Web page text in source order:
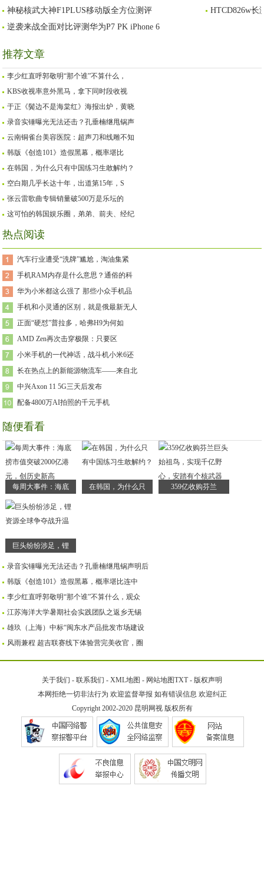
要这么变
神秘核武大神F1PLUS移动版全方位测评
HTCD826w长
逆袭来战全面对比评测华为P7 PK iPhone 6
推荐文章
李少红直呼郭敬明“那个谁”不算什么，
KBS收视率意外黑马，拿下同时段收视
于正《鬓边不是海棠红》海报出炉，黄晓
录音实锤曝光无法还击？孔垂楠继甩锅声
云南铜雀台美容医院：超声刀和线雕不知
韩版《创造101》造假黑幕，概率堪比
在韩国，为什么只有中国练习生敢解约？
空白期几乎长达十年，出道第15年，S
张云雷歌曲专辑销量破500万是乐坛的
这可怕的韩国娱乐圈，弟弟、前夫、经纪
热点阅读
汽车行业遭受“洗牌”尴尬，淘油集紧
手机RAM内存是什么意思？通俗的科
华为小米都这么强了 那些小众手机品
手机和小灵通的区别，就是俄最新无人
正面“硬怼”普拉多，哈弗H9为何如
AMD Zen再次击穿极限：只要区
小米手机的一代神话，战斗机小米6还
长在热点上的新能源物流车——来自北
中兴Axon 11 5G三天后发布
配备4800万AI拍照的千元手机
随便看看
每周大事件：海底 在韩国，为什么只 359亿收购芬兰
巨头纷纷涉足，锂
录音实锤曝光无法还击？孔垂楠继甩锅声明后
韩版《创造101》造假黑幕，概率堪比连中
李少红直呼郭敬明“那个谁”不算什么，观众
江苏海洋大学暑期社会实践团队之返乡无锡
雄玖（上海）中标“闽东水产品批发市场建设
风雨兼程 超吉联赛线下体验营完美收官，圈
关于我们 - 联系我们 - XML地图 - 网站地图TXT- 版权声明
本网拒绝一切非法行为 欢迎监督举报 如有错误信息 欢迎纠正
Copyright 2002-2020 昆明网视版权所有